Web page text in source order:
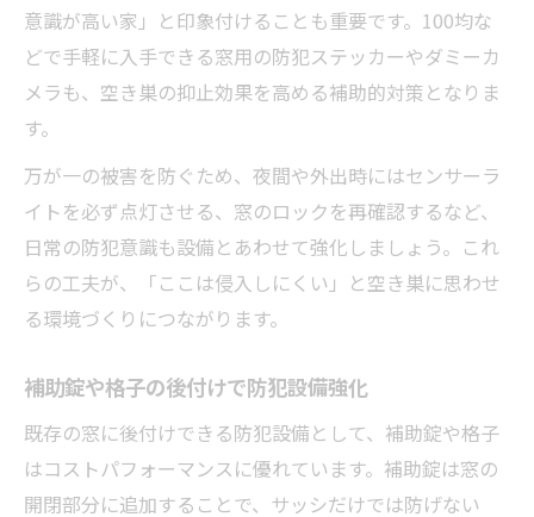
意識が高い家」と印象付けることも重要です。100均な
どで手軽に入手できる窓用の防犯ステッカーやダミーカ
メラも、空き巣の抑止効果を高める補助的対策となりま
す。
万が一の被害を防ぐため、夜間や外出時にはセンサーラ
イトを必ず点灯させる、窓のロックを再確認するなど、
日常の防犯意識も設備とあわせて強化しましょう。これ
らの工夫が、「ここは侵入しにくい」と空き巣に思わせ
る環境づくりにつながります。
補助錠や格子の後付けで防犯設備強化
既存の窓に後付けできる防犯設備として、補助錠や格子
はコストパフォーマンスに優れています。補助錠は窓の
開閉部分に追加することで、サッシだけでは防げない